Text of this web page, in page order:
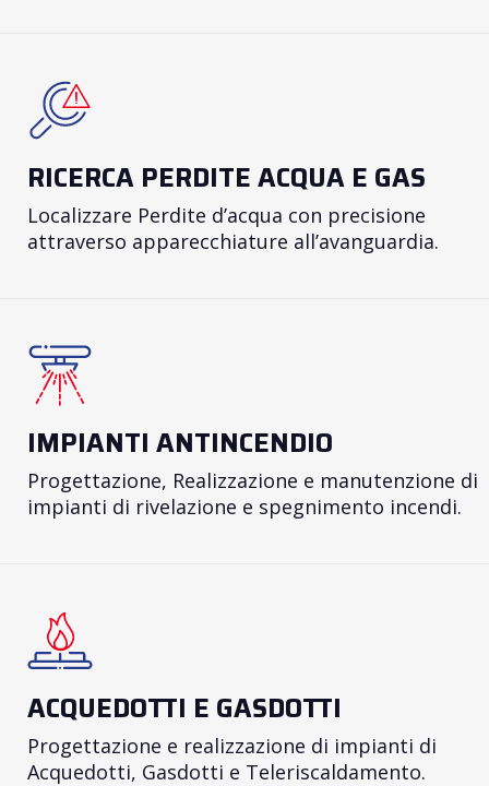
RICERCA PERDITE ACQUA E GAS
Localizzare Perdite d’acqua con precisione
attraverso apparecchiature all’avanguardia.
IMPIANTI ANTINCENDIO
Progettazione, Realizzazione e manutenzione di
impianti di rivelazione e spegnimento incendi.
ACQUEDOTTI E GASDOTTI
Progettazione e realizzazione di impianti di
Acquedotti, Gasdotti e Teleriscaldamento.